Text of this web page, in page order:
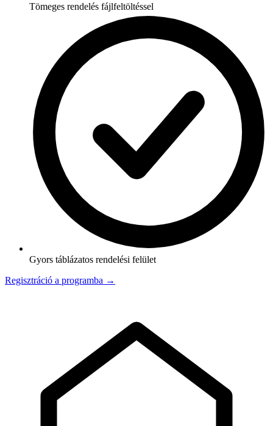
Tömeges rendelés fájlfeltöltéssel
Gyors táblázatos rendelési felület
Regisztráció a programba →